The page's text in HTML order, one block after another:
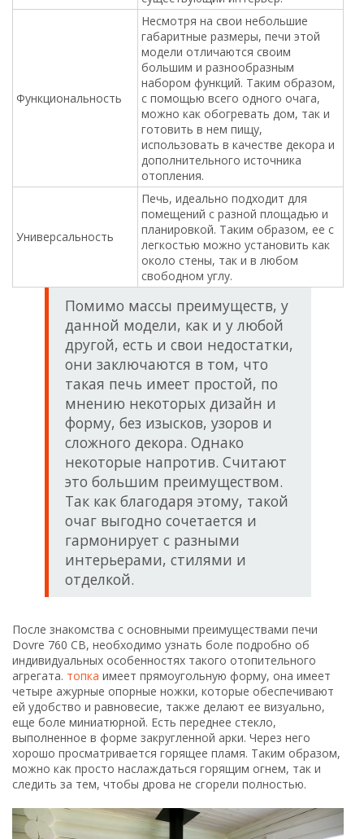
Функциональность
Несмотря на свои небольшие
габаритные размеры, печи этой
модели отличаются своим
большим и разнообразным
набором функций. Таким образом,
с помощью всего одного очага,
можно как обогревать дом, так и
готовить в нем пищу,
использовать в качестве декора и
дополнительного источника
отопления.
Универсальность
Печь, идеально подходит для
помещений с разной площадью и
планировкой. Таким образом, ее с
легкостью можно установить как
около стены, так и в любом
свободном углу.
Помимо массы преимуществ, у
данной модели, как и у любой
другой, есть и свои недостатки,
они заключаются в том, что
такая печь имеет простой, по
мнению некоторых дизайн и
форму, без изысков, узоров и
сложного декора. Однако
некоторые напротив. Считают
это большим преимуществом.
Так как благодаря этому, такой
очаг выгодно сочетается и
гармонирует с разными
интерьерами, стилями и
отделкой.
После знакомства с основными преимуществами печи
Dovre 760 CB, необходимо узнать боле подробно об
индивидуальных особенностях такого отопительного
агрегата. топка имеет прямоугольную форму, она имеет
четыре ажурные опорные ножки, которые обеспечивают
ей удобство и равновесие, также делают ее визуально,
еще боле миниатюрной. Есть переднее стекло,
выполненное в форме закругленной арки. Через него
хорошо просматривается горящее пламя. Таким образом,
можно как просто наслаждаться горящим огнем, так и
следить за тем, чтобы дрова не сгорели полностью.